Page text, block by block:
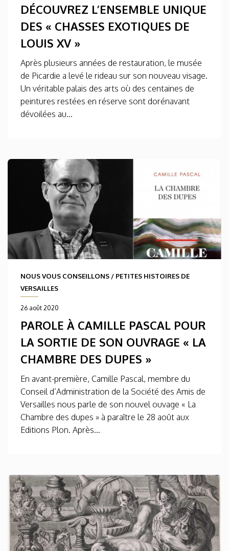
DÉCOUVREZ L’ENSEMBLE UNIQUE
DES « CHASSES EXOTIQUES DE
LOUIS XV »
Après plusieurs années de restauration, le musée
de Picardie a levé le rideau sur son nouveau visage.
Un véritable palais des arts où des centaines de
peintures restées en réserve sont dorénavant
dévoilées au...
NOUS VOUS CONSEILLONS / PETITES HISTOIRES DE
VERSAILLES
26 août 2020
PAROLE À CAMILLE PASCAL POUR
LA SORTIE DE SON OUVRAGE « LA
CHAMBRE DES DUPES »
En avant-première, Camille Pascal, membre du
Conseil d’Administration de la Société des Amis de
Versailles nous parle de son nouvel ouvage « La
Chambre des dupes » à paraître le 28 août aux
Editions Plon. Après...